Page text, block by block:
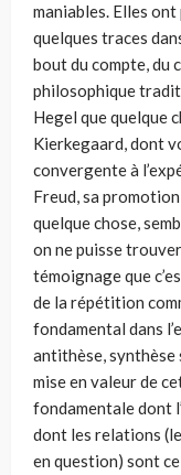
maniables. Elles
quelques traces
bout du compte, du
philosophique
Hegel que quelque
Kierkegaard, dont
convergente à
Freud, sa
quelque chose,
on ne puisse
témoignage que
de la répétition
fondamental dans
antithèse, synthèse
mise en valeur de
fondamentale dont
dont les relations
en question) sont